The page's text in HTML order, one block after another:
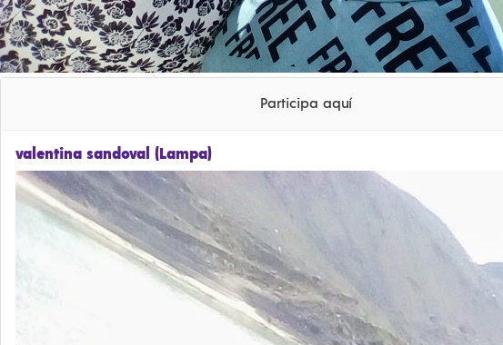
Participa aquí
valentina sandoval (Lampa)